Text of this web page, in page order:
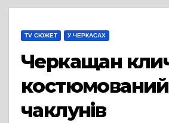
TV СЮЖЕТ У ЧЕРКАСАХ
Черкащан
чаклунів